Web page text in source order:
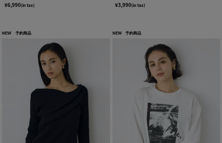
¥6,990(in tax)
¥3,990(in tax)
NEW 予約商品 NEW 予約商品